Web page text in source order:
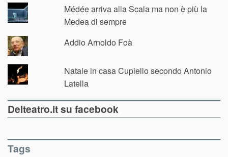
Médée arriva alla Scala ma non è più la
Medea di sempre
Addio Arnoldo Foà
Natale in casa Cupiello secondo Antonio
Latella
Delteatro.it su facebook
Tags